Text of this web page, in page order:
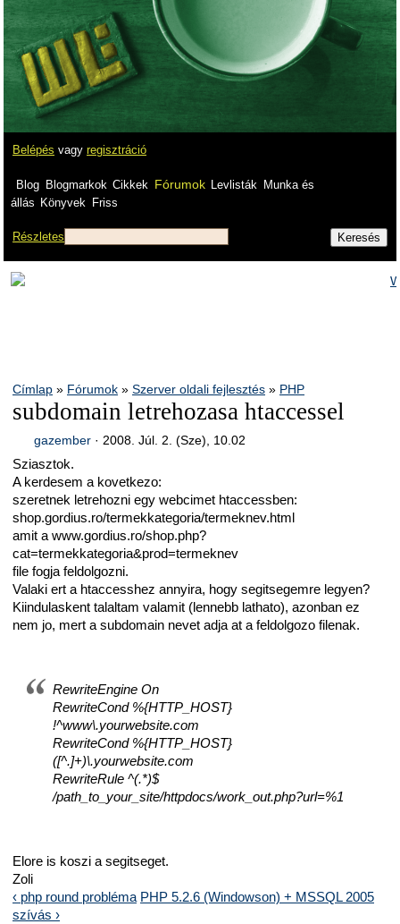
Belépés vagy regisztráció
Blog Blogmarkok Cikkek Fórumok Levlisták
Munka és
állás Könyvek Friss
Részletes
Címlap » Fórumok » Szerver oldali fejlesztés » PHP
subdomain letrehozasa htaccessel
gazember· 2008. Júl. 2. (Sze), 10.02
Sziasztok.
A kerdesem a kovetkezo:
szeretnek letrehozni egy webcimet htaccessben:
shop.gordius.ro/termekkategoria/termeknev.html
amit a www.gordius.ro/shop.php?
cat=termekkategoria&prod=termeknev
file fogja feldolgozni.
Valaki ert a htaccesshez annyira, hogy segitsegemre legyen?
Kiindulaskent talaltam valamit (lennebb lathato), azonban ez
nem jo, mert a subdomain nevet adja at a feldolgozo filenak.
RewriteEngine On
RewriteCond %{HTTP_HOST}
!^www\.yourwebsite.com
RewriteCond %{HTTP_HOST}
([^.]+)\.yourwebsite.com
RewriteRule ^(.*)$
/path_to_your_site/httpdocs/work_out.php?url=%1
Elore is koszi a segitseget.
Zoli
‹ php round probléma PHP 5.2.6 (Windowson) + MSSQL 2005
szívás ›